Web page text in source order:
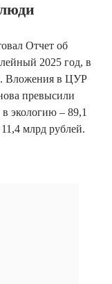
Отчет об
2025 год, в
Вложения в ЦУР
превысили
экологию – 89,1
млрд рублей.